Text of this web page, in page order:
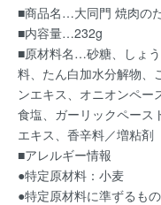
■商品名…大同門 焼肉の
■内容量…232g
■原材料名…砂糖、しょ
料、たん白加水分解物、
ンエキス、オニオンペー
食塩、ガーリックペース
エキス、香辛料／増粘剤
■アレルギー情報
●特定原材料：小麦
●特定原材料に準ずるも